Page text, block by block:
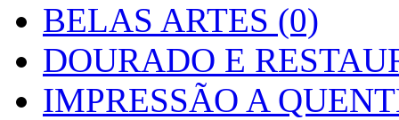
BELAS ARTES (0)
DOURADO E
IMPRESSÃO A